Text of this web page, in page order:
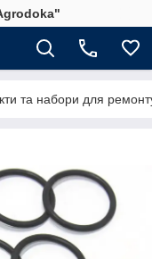
та набори для